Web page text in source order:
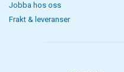
Jobba hos oss
Frakt & leveranser